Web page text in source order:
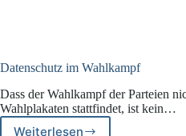
Datenschutz im Wahlkampf
Dass der Wahlkampf der Parteien
Wahlplakaten stattfindet, ist kein…
Weiterlesen